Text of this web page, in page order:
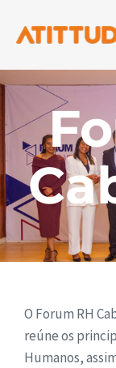
O Forum RH
reúne os
Humanos,